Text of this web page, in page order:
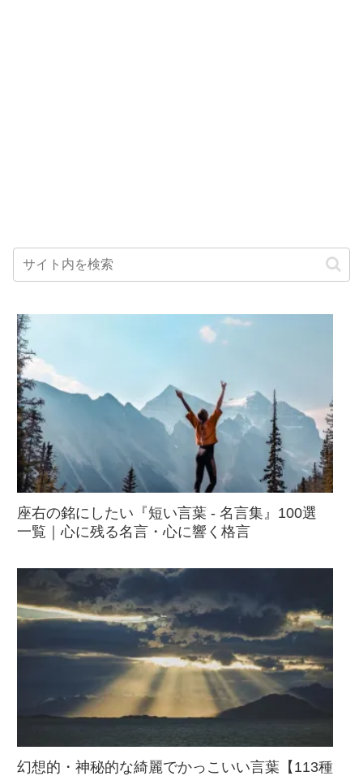
座右の銘にしたい『短い言葉 - 名言集』100選
一覧｜心に残る名言・心に響く格言
幻想的・神秘的な綺麗でかっこいい言葉【113種